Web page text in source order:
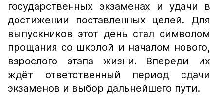
государственных экзаменах и удачи в
достижении поставленных целей. Для
выпускников этот день стал символом
прощания со школой и началом нового,
взрослого этапа жизни. Впереди их
ждёт ответственный период сдачи
экзаменов и выбор дальнейшего пути.